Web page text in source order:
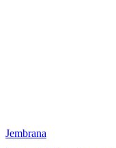
Jembrana